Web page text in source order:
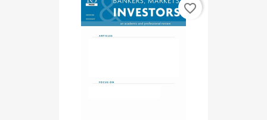
favorite_border